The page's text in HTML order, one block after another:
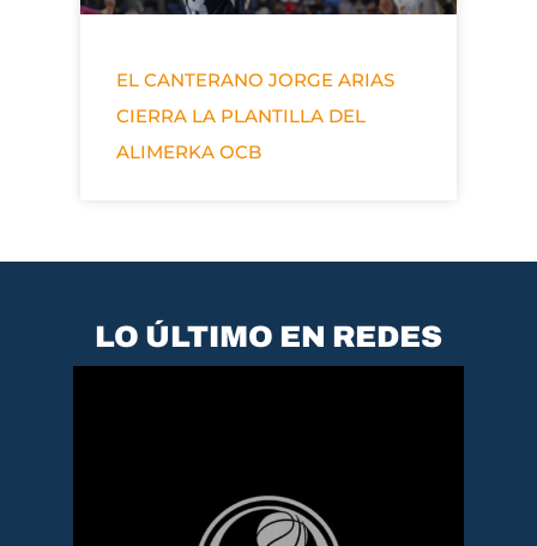
EL CANTERANO JORGE ARIAS
CIERRA LA PLANTILLA DEL
ALIMERKA OCB
LO ÚLTIMO EN REDES